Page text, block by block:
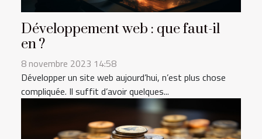
Développement web : que faut-il
en ?
8 novembre 2023 14:58
Développer un site web aujourd’hui, n’est plus chose
compliquée. Il suffit d’avoir quelques...